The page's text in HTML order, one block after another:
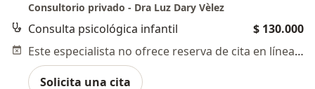
Consultorio privado - Dra Luz Dary Vèlez
Consulta psicológica infantil
$ 130.000
Este especialista no ofrece reserva de cita en línea en esta dirección.
Solicita una cita